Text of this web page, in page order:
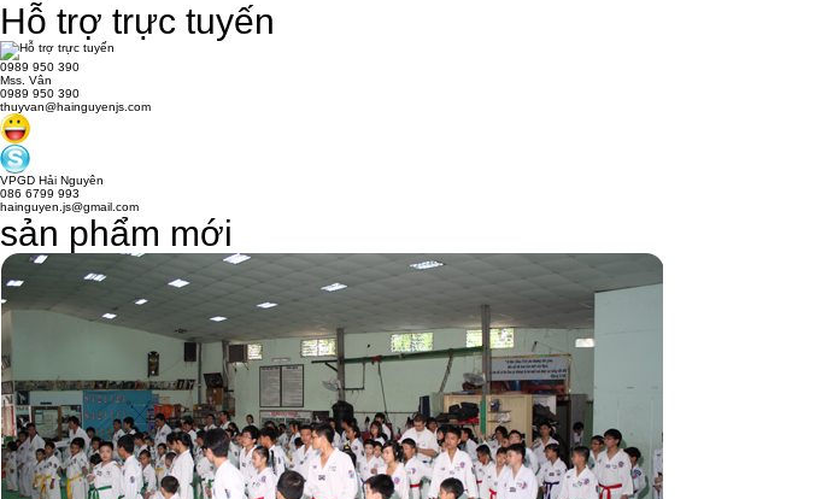
Hỗ trợ trực tuyến
0989 950 390
Mss. Vân
0989 950 390
thuyvan@hainguyenjs.com
VPGD Hải Nguyên
086 6799 993
hainguyen.js@gmail.com
sản phẩm mới